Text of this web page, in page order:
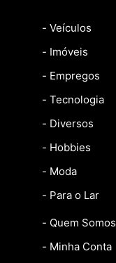
- Veículos
- Imóveis
- Empregos
- Tecnologia
- Diversos
- Hobbies
- Moda
- Para o Lar
- Quem Somos
- Minha Conta